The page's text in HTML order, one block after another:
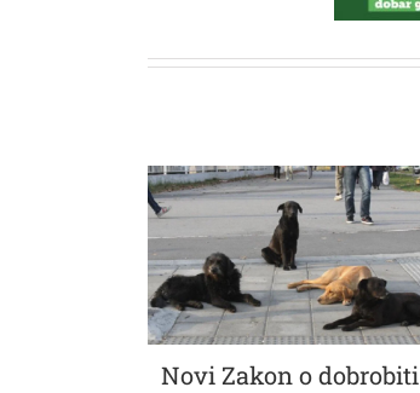
Novi Zakon o dobrobiti